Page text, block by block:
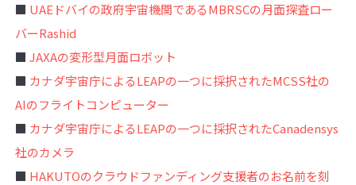
■ UAEドバイの政府宇宙機関であるMBRSCの月面探査ロー
バーRashid
■JAXAの変形型月面ロボット
■ カナダ宇宙庁によるLEAPの一つに採択されたMCSS社の
AIのフライトコンピューター
■ カナダ宇宙庁によるLEAPの一つに採択されたCanadensys
社のカメラ
■ HAKUTOのクラウドファンディング支援者のお名前を刻